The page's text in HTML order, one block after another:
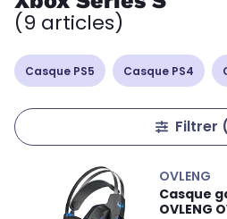
(9 articles)
Casque PS5 Casque PS4
Filtrer
OVLENG
Casque
OVLENG